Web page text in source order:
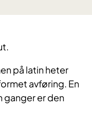
på latin heter
avføring. En
er den